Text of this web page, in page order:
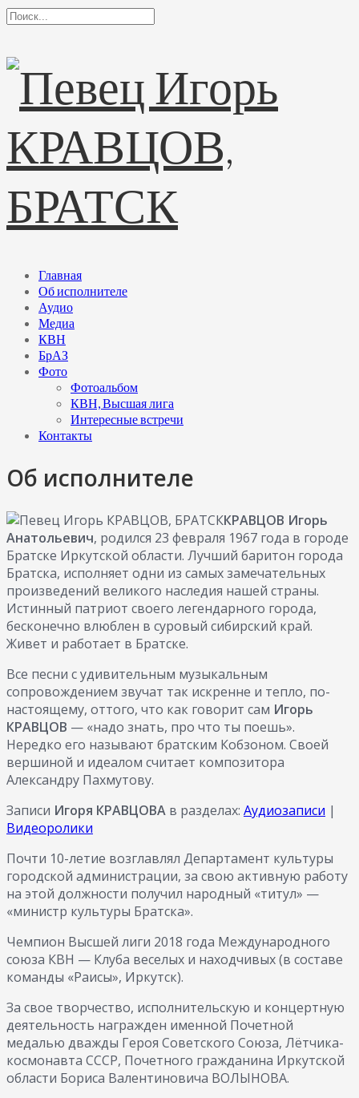
Главная
Об исполнителе
Аудио
Медиа
КВН
БрАЗ
Фото
Фотоальбом
КВН, Высшая лига
Интересные встречи
Контакты
Об исполнителе
КРАВЦОВ Игорь
Анатольевич, родился 23 февраля 1967 года в городе
Братске Иркутской области. Лучший баритон города
Братска, исполняет одни из самых замечательных
произведений великого наследия нашей страны.
Истинный патриот своего легендарного города,
бесконечно влюблен в суровый сибирский край.
Живет и работает в Братске.
Все песни с удивительным музыкальным
сопровождением звучат так искренне и тепло, по-
настоящему, оттого, что как говорит сам Игорь
КРАВЦОВ — «надо знать, про что ты поешь».
Нередко его называют братским Кобзоном. Своей
вершиной и идеалом считает композитора
Александру Пахмутову.
Записи Игоря КРАВЦОВА в разделах: Аудиозаписи |
Видеоролики
Почти 10-летие возглавлял Департамент культуры
городской администрации, за свою активную работу
на этой должности получил народный «титул» —
«министр культуры Братска».
Чемпион Высшей лиги 2018 года Международного
союза КВН — Клуба веселых и находчивых (в составе
команды «Раисы», Иркутск).
За свое творчество, исполнительскую и концертную
деятельность награжден именной Почетной
медалью дважды Героя Советского Союза, Лётчика-
космонавта СССР, Почетного гражданина Иркутской
области Бориса Валентиновича ВОЛЫНОВА.